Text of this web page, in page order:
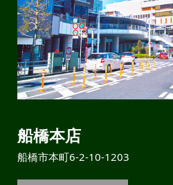
船橋本店
船橋市本町6-2-10-1203